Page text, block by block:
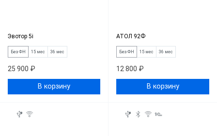
Эвотор 5i
Без ФН 15 мес 36 мес
25 900 ₽
В корзину
АТОЛ 92Ф
Без ФН 15 мес 36 мес
12 800 ₽
В корзину